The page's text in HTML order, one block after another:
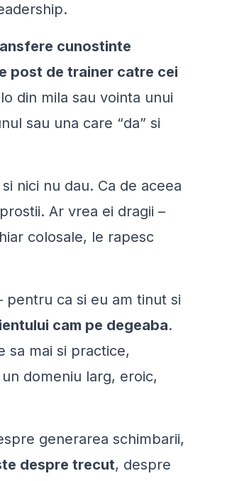
cunostinte
post de trainer catre cei
din mila sau vointa unui
sau una care “da” si
nici nu dau. Ca de aceea
Ar vrea ei dragii –
colosale, le rapesc
pentru ca si eu am tinut si
cam pe degeaba.
sa mai si practice,
domeniu larg, eroic,
generarea schimbarii,
despre trecut, despre